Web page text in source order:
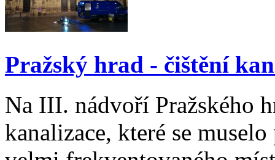
Pražský hrad - čištění
Na III. nádvoří Pražského
kanalizace, které se